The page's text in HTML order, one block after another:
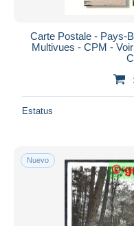
Carte Postale - Pays-
Multivues - CPM -
Estatus
Nuevo